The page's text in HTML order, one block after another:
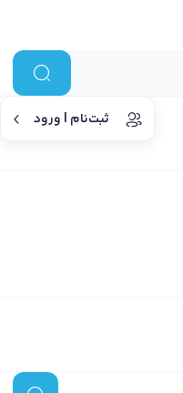
ثبت‌نام | ورود